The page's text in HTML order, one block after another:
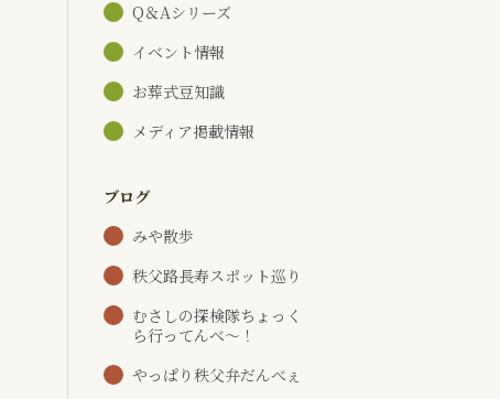
Q＆Aシリーズ
イベント情報
お葬式豆知識
メディア掲載情報
ブログ
みや散歩
秩父路長寿スポット巡り
むさしの探検隊ちょっく
ら行ってんべ～！
やっぱり秩父弁だんべぇ